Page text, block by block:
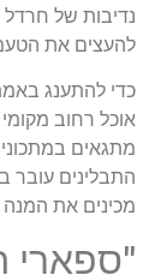
נדיבות של חרדל
להעצים את
כדי להתענג
אוכל רחוב
מתגאים
התבלינים עובר
מכינים את
"ספארי